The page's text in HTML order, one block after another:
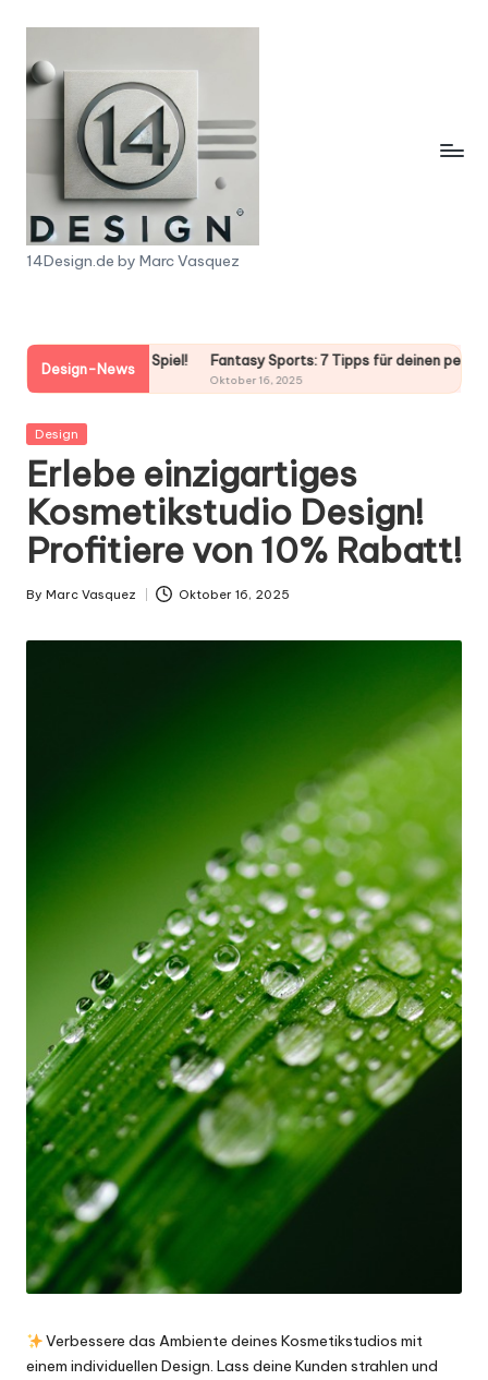
content
1
D
e
s
i
g
n
.
d
e
14Design.de by Marc Vasquez
Design-News
Spiel! Fantasy Sports: 7 Tipps für deinen perfekten Sieg!
Oktober 16, 2025
Chuck-
Posted
Design
Erlebe einzigartiges
Kosmetikstudio Design!
Profitiere von 10% Rabatt!
Posted
By Marc Vasquez Oktober 16, 2025
Verbessere das Ambiente deines Kosmetikstudios mit
einem individuellen Design. Lass deine Kunden strahlen und